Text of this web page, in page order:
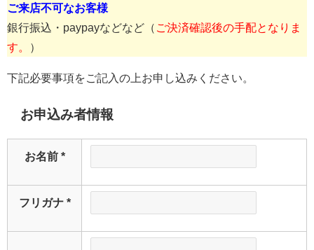
ご来店不可なお客様
銀行振込・paypayなどなど（ ご決済確認後の手配となりま
す。
）
下記必要事項をご記入の上お申し込みください。
お申込み者情報
お名前 *
フリガナ *